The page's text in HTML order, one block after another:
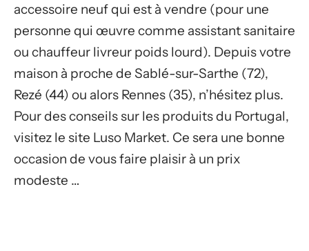
accessoire neuf qui est à vendre (pour une
personne qui œuvre comme assistant sanitaire
ou chauffeur livreur poids lourd). Depuis votre
maison à proche de Sablé-sur-Sarthe (72),
Rezé (44) ou alors Rennes (35), n’hésitez plus.
Pour des conseils sur les produits du Portugal,
visitez le site Luso Market. Ce sera une bonne
occasion de vous faire plaisir à un prix
modeste …